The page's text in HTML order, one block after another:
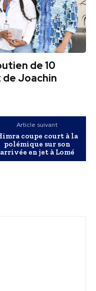
de 10
de Joachin
Article suivant
coupe court à la
polémique sur son
arrivée en jet à Lomé